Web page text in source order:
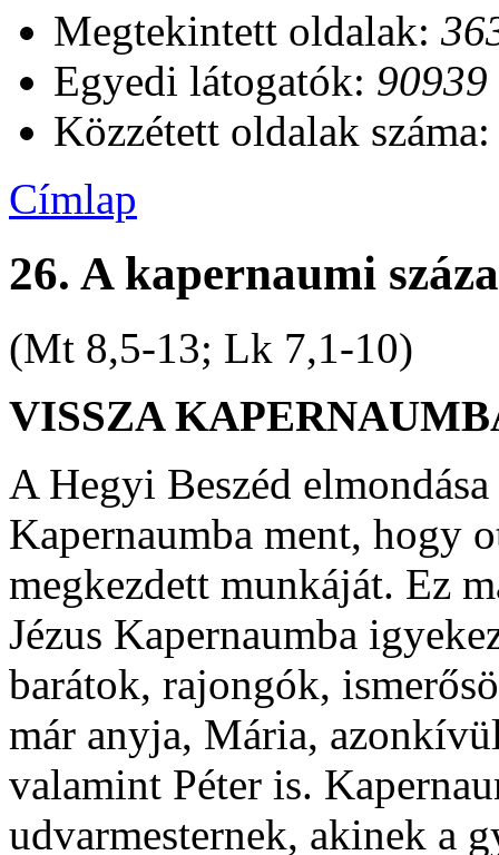
Megtekintett oldalak:
Egyedi látogatók: 90939
Közzétett oldalak
Címlap
26. A kapernaumi
(Mt 8,5-13; Lk 7,1-10)
VISSZA
A Hegyi Beszéd
Kapernaumba ment, hogy
megkezdett munkáját. Ez
Jézus Kapernaumba
barátok, rajongók,
már anyja, Mária,
valamint Péter is.
udvarmesternek, akinek a